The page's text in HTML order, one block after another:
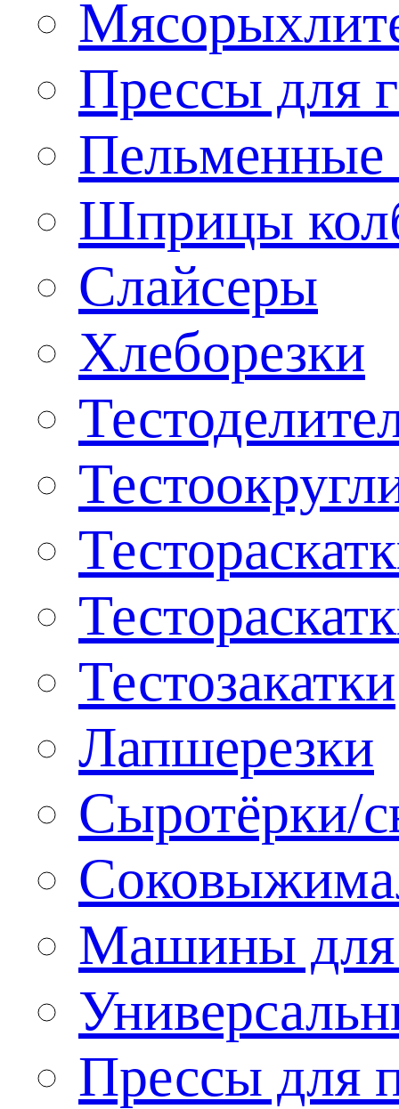
Прессы для
Пельменные
Шприцы
Слайсеры
Хлеборезки
Тестозакатки
Лапшерезки
Сыротёрки/
Машины для
Прессы для